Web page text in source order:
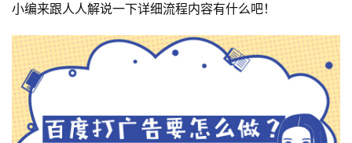
小编来跟人人解说一下详细流程内容有什么吧！